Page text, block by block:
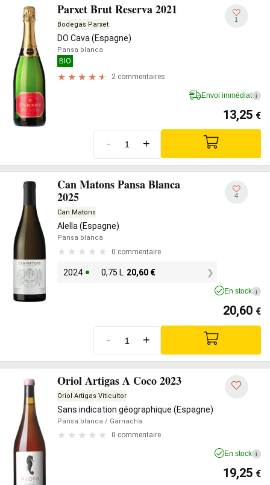
Parxet Brut Reserva 2021
Bodegas Parxet
DO Cava (Espagne)
Pansa blanca
BIO
2 commentaires
1
Envoi immédiat i
13,25 €
- +
Can Matons Pansa Blanca
2025
Can Matons
Alella (Espagne)
Pansa blanca
0 commentaire
2024 0,75 L 20,60 €
4
En stock i
20,60 €
- +
Oriol Artigas A Coco 2023
Oriol Artigas Viticultor
Sans indication géographique (Espagne)
Pansa blanca / Garnacha
0 commentaire
En stock i
19,25 €